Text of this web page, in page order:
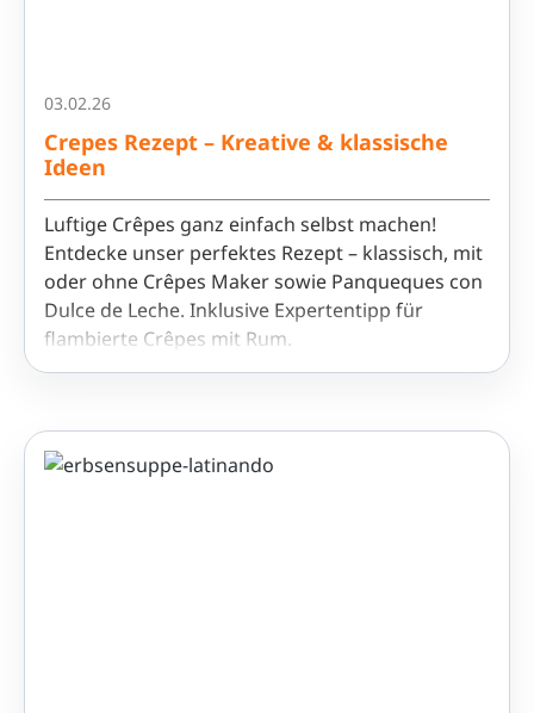
03.02.26
Crepes Rezept – Kreative & klassische
Ideen
Luftige Crêpes ganz einfach selbst machen!
Entdecke unser perfektes Rezept – klassisch, mit
oder ohne Crêpes Maker sowie Panqueques con
Dulce de Leche. Inklusive Expertentipp für
flambierte Crêpes mit Rum.